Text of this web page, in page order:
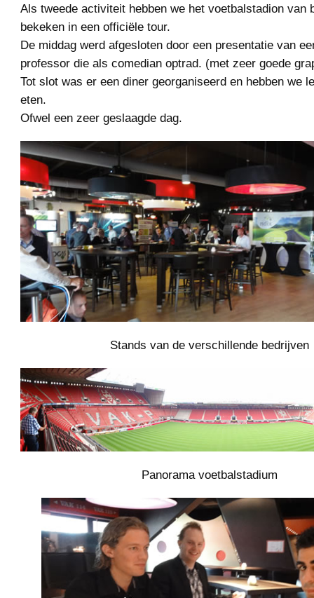
Als tweede activiteit hebben we het voetbalstadion van
bekeken in een officiële tour.
De middag werd afgesloten door een presentatie van
professor die als comedian optrad. (met zeer goede
Tot slot was er een diner georganiseerd en hebben we
eten.
Ofwel een zeer geslaagde dag.
Stands van de verschillende bedrijven
Panorama voetbalstadium